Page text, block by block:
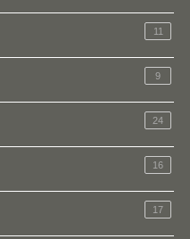
11
9
24
16
17